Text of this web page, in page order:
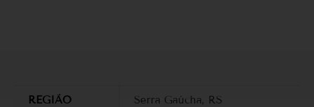
REGIÃO Serra Gaúcha, RS